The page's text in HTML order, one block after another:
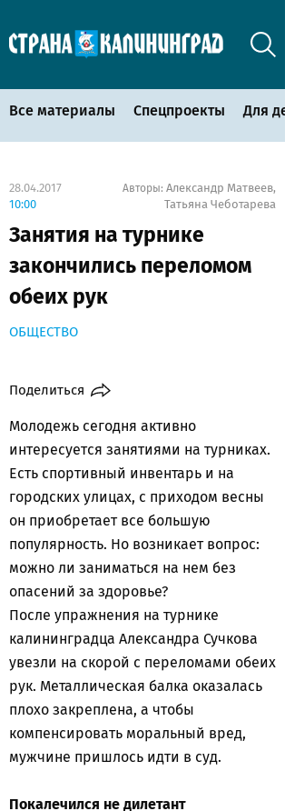
Все материалы Спецпроекты Для
28.04.2017
10:00
Авторы: Александр Матвеев,
Татьяна Чеботарева
Занятия на турнике
закончились переломом
обеих рук
ОБЩЕСТВО
Поделиться
Молодежь сегодня активно
интересуется занятиями на турниках.
Есть спортивный инвентарь и на
городских улицах, с приходом весны
он приобретает все большую
популярность. Но возникает вопрос:
можно ли заниматься на нем без
опасений за здоровье?
После упражнения на турнике
калининградца Александра Сучкова
увезли на скорой с переломами обеих
рук. Металлическая балка оказалась
плохо закреплена, а чтобы
компенсировать моральный вред,
мужчине пришлось идти в суд.
Покалечился не дилетант